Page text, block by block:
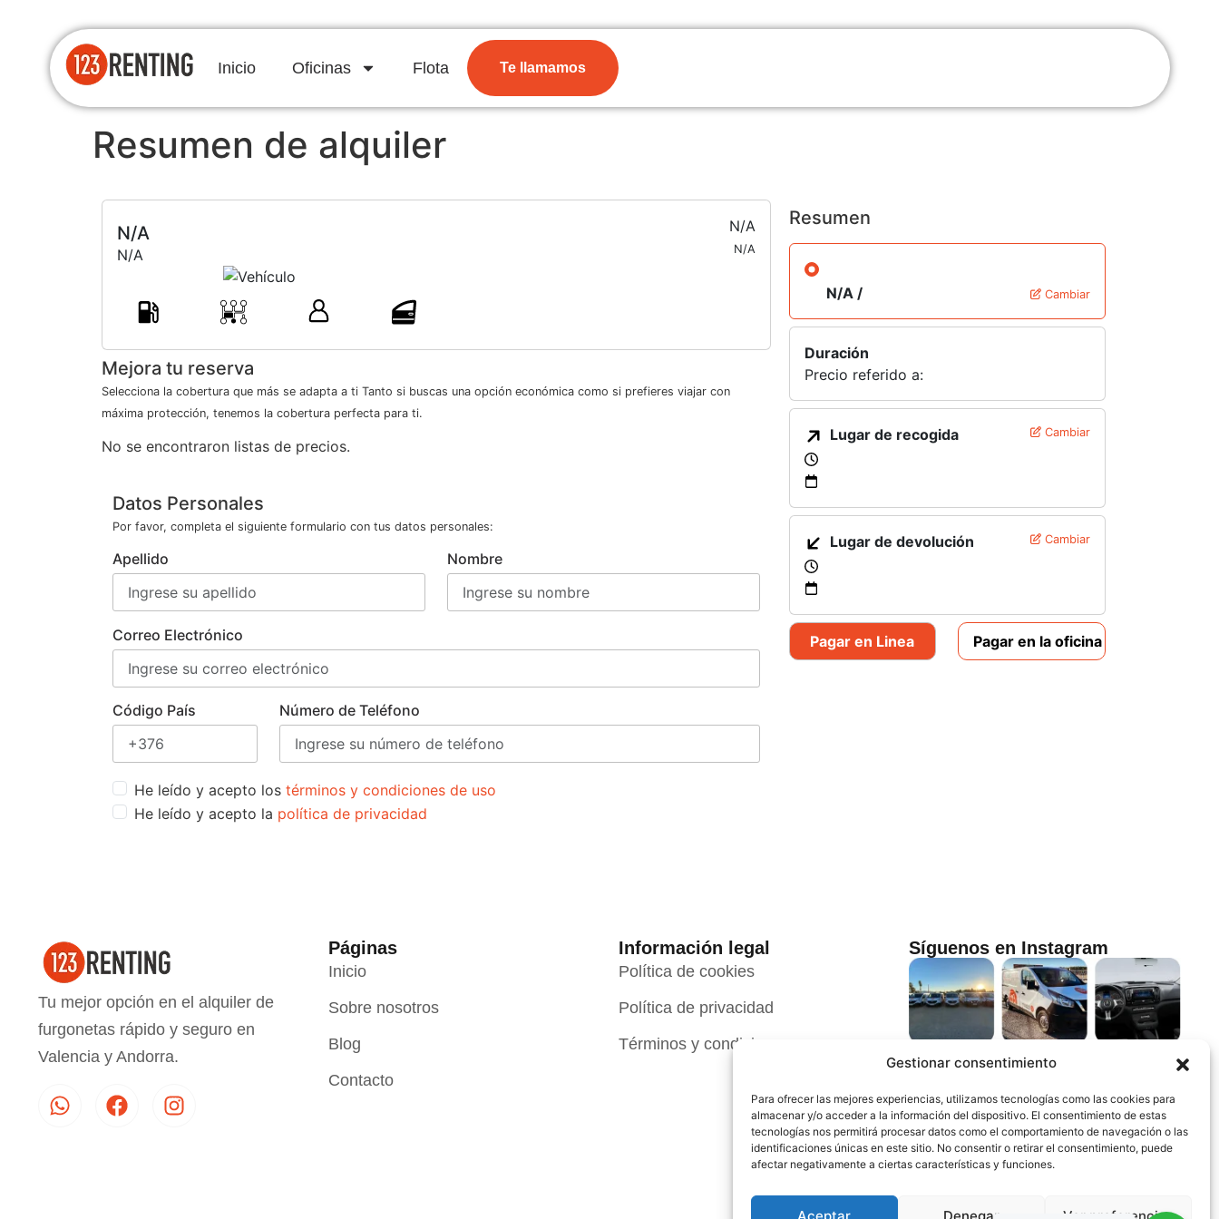
Gestionar consentimiento
Para ofrecer las mejores experiencias, utilizamos tecnologías como las cookies para
almacenar y/o acceder a la información del dispositivo. El consentimiento de estas
tecnologías nos permitirá procesar datos como el comportamiento de navegación o las
identificaciones únicas en este sitio. No consentir o retirar el consentimiento, puede
afectar negativamente a ciertas características y funciones.
Aceptar Denegar Ver preferencias
Inicio Oficinas Flota Te llamamos
Resumen de alquiler
N/A
N/A
N/A
N/A
Mejora tu reserva
Selecciona la cobertura que más se adapta a ti Tanto si buscas una opción económica como si prefieres viajar con
máxima protección, tenemos la cobertura perfecta para ti.
No se encontraron listas de precios.
Datos Personales
Por favor, completa el siguiente formulario con tus datos personales:
Apellido Nombre
Correo Electrónico
Código País Número de Teléfono
He leído y acepto los términos y condiciones de uso
He leído y acepto la política de privacidad
Resumen
N/A / Cambiar
Duración
Precio referido a:
Lugar de recogida Cambiar
Lugar de devolución Cambiar
Pagar en Linea Pagar en la oficina
Tu mejor opción en el alquiler de
furgonetas rápido y seguro en
Valencia y Andorra.
Páginas
Inicio
Sobre nosotros
Blog
Contacto
Información legal
Política de cookies
Política de privacidad
Términos y condiciones
Síguenos en Instagram